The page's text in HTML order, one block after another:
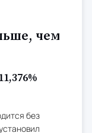
чем
без